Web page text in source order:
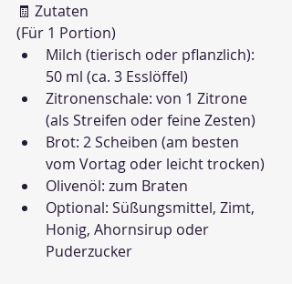
🧾 Zutaten
(Für 1 Portion)
Milch (tierisch oder pflanzlich):
50 ml (ca. 3 Esslöffel)
Zitronenschale: von 1 Zitrone
(als Streifen oder feine Zesten)
Brot: 2 Scheiben (am besten
vom Vortag oder leicht trocken)
Olivenöl: zum Braten
Optional: Süßungsmittel, Zimt,
Honig, Ahornsirup oder
Puderzucker